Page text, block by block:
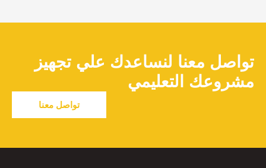
تواصل معنا لنساعدك علي تجهيز
مشروعك التعليمي
تواصل معنا